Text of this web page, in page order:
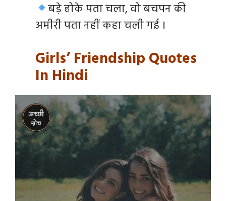
बड़े होके पता चला, वो बचपन की
अमीरी पता नहीं कहा चली गई ।
Girls’ Friendship Quotes
In Hindi